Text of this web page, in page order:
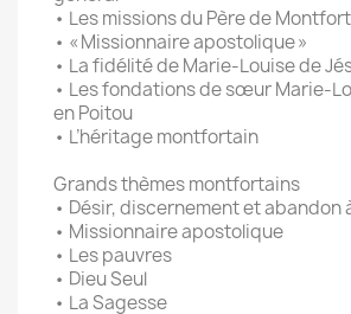
• Les missions du Père de
• « Missionnaire apostolique »
• La fidélité de Marie-Louise de
• Les fondations de sœur Marie-
en Poitou
• L’héritage montfortain
Grands thèmes montfortains
• Désir, discernement et abandon
• Missionnaire apostolique
• Les pauvres
• Dieu Seul
• La Sagesse